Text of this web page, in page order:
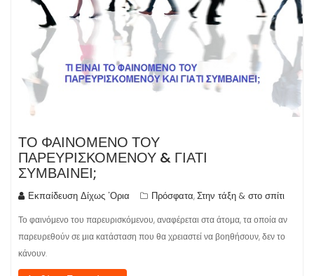
ΤΟ ΦΑΙΝΟΜΕΝΟ ΤΟΥ
ΠΑΡΕΥΡΙΣΚΟΜΕΝΟΥ & ΓΙΑΤΙ
ΣΥΜΒΑΙΝΕΙ;
Εκπαίδευση Δίχως 'Ορια Πρόσφατα,Στην τάξη & στο σπίτι
Το φαινόμενο του παρευρισκόμενου, αναφέρεται στα άτομα, τα οποία αν
παρευρεθούν σε μια κατάσταση που θα χρειαστεί να βοηθήσουν, δεν το
κάνουν.